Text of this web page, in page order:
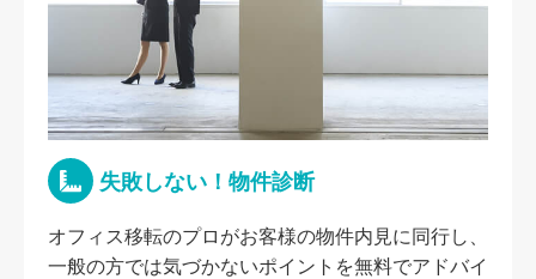
失敗しない！物件診断
オフィス移転のプロがお客様の物件内見に同行し、
一般の方では気づかないポイントを無料でアドバイ